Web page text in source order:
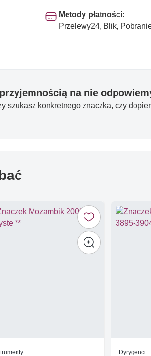
Metody płatności:
Przelewy24, Blik,
na nie
szukasz konkretnego znaczka, czy
Dyrygenci